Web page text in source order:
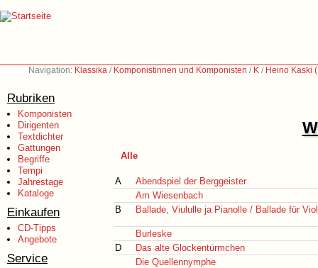
Navigation: Klassika / Komponistinnen und Komponisten / K / Heino Kaski
Rubriken
Komponisten
Dirigenten
Textdichter
Gattungen
Begriffe
Tempi
Jahrestage
Kataloge
Einkaufen
CD-Tipps
Angebote
Service
Alle
A
Abendspiel der Berggeister
Am Wiesenbach
B
Ballade, Viululle ja Pianolle / Ballade für
Burleske
D
Das alte Glockentürmchen
Die Quellennymphe